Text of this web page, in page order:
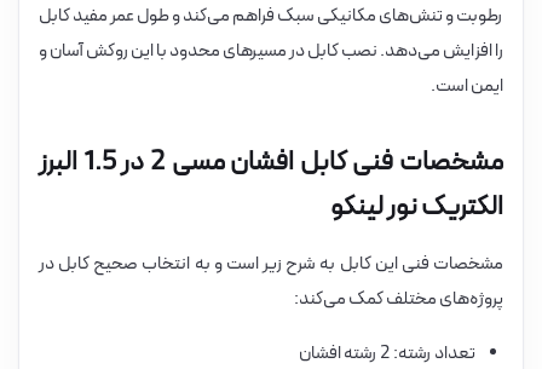
رطوبت و تنش‌های مکانیکی سبک فراهم می‌کند و طول عمر مفید کابل
را افزایش می‌دهد. نصب کابل در مسیرهای محدود با این روکش آسان و
ایمن است.
مشخصات فنی کابل افشان مسی 2 در 1.5 البرز
الکتریک نور لینکو
مشخصات فنی این کابل به شرح زیر است و به انتخاب صحیح کابل در
پروژه‌های مختلف کمک می‌کند:
تعداد رشته: 2 رشته افشان